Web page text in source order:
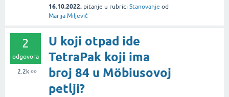
16.10.2022. pitanje u rubrici Stanovanje od
Marija Miljević
2
odgovora
2.2k👀
U koji otpad ide
TetraPak koji ima
broj 84 u Möbiusovoj
petlji?